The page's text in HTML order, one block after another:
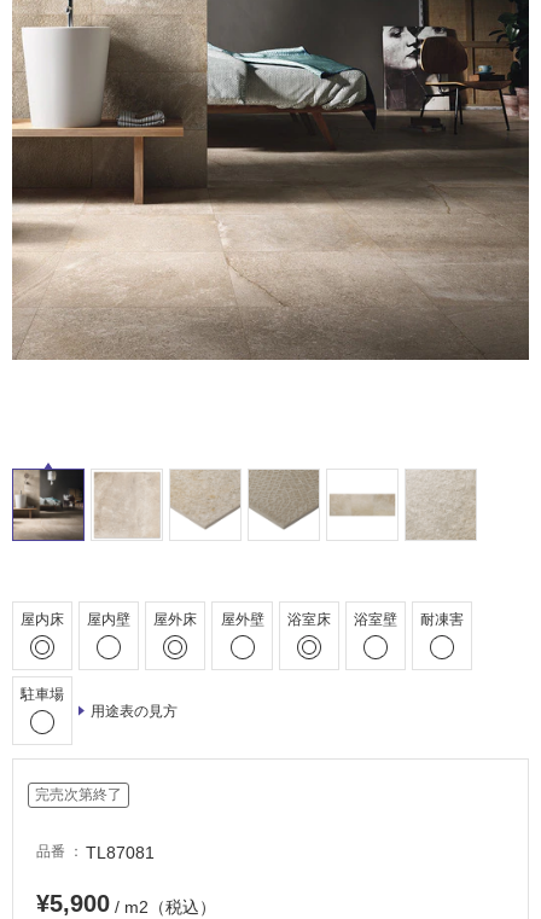
照明 ペット用品
内装用建材 パネル・壁材
ロートアイアン 天然石・石材
メンテナンス・ 施工材 新商品
横浜スマートショールー
ウェルビーみのお HDC
BOX
修理お問い合わせ
説明書・図面検索 水まわり3年保証
お役立ち情報 住まいの
スタイリング
アイデア
ミラタップチャンネル
オンライン相談
自分らしい家づくり
SUVACO
最高のリノベ会社がみつ
かる リノベりす
屋内床 屋内壁 屋外床 屋外壁 浴室床 浴室壁 耐凍害
駐車場
用途表の見方
完売次第終了
品番 TL87081
¥5,900 / m2（税込）
イ
ル
屋
内
床・
屋
外
室
床・
駐
非
常
適
て
い
る
適
て